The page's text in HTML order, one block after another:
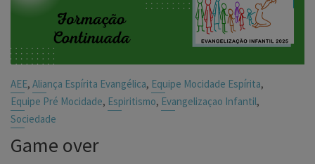
AEE,Aliança Espírita Evangélica, Equipe Mocidade Espírita,
Equipe Pré Mocidade, Espiritismo, Evangelizaçao Infantil,
Sociedade
Game over